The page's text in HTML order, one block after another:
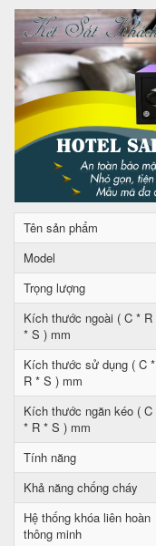
Tên sản phẩm
Model
Trọng lượng
Kích thước ngoài ( C * R
* S ) mm
Kích thước sử dụng ( C *
R * S ) mm
Kích thước ngăn kéo ( C
* R * S ) mm
Tính năng
Khả năng chống cháy
Hệ thống khóa liên hoàn
thông minh